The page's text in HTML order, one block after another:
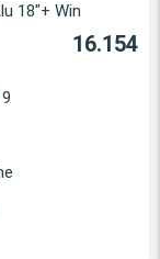
18"+ Win
16.154